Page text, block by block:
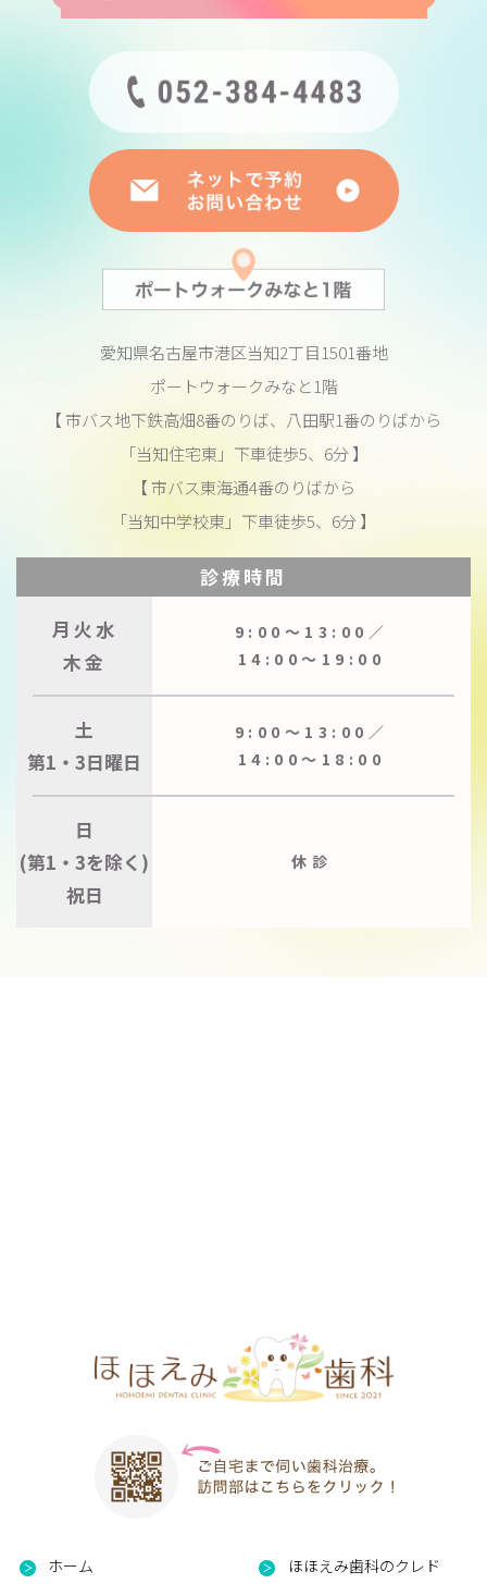
愛知県名古屋市港区当知2丁目1501番地
ポートウォークみなと1階
【 市バス地下鉄高畑8番のりば、八田駅1番のりばから
「当知住宅東」下車徒歩5、6分 】
【 市バス東海通4番のりばから
「当知中学校東」下車徒歩5、6分 】
診療時間
月火水
木金
9:00〜13:00／
14:00〜19:00
土
第1・3日曜日
9:00〜13:00／
14:00〜18:00
日
(第1・3を除く)
祝日
休診
ホーム
ほほえみ歯科のクレド